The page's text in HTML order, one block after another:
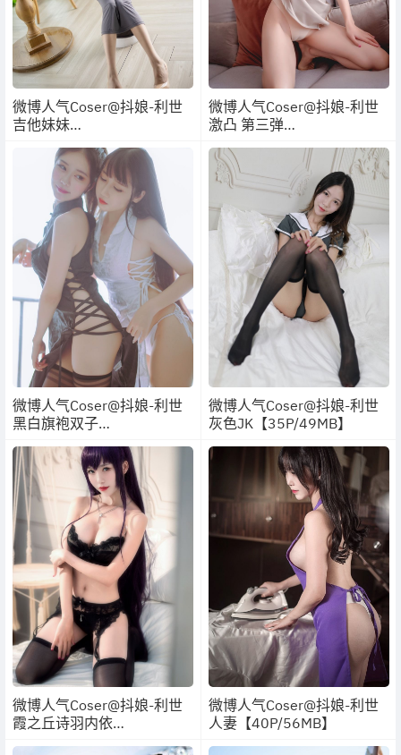
微博人气Coser@抖娘-利世
吉他妹妹
微博人气Coser@抖娘-利世
激凸 第三弹
微博人气Coser@抖娘-利世
黑白旗袍双子
微博人气Coser@抖娘-利世
灰色JK【35P/49MB】
微博人气Coser@抖娘-利世
霞之丘诗羽内依
微博人气Coser@抖娘-利世
人妻【40P/56MB】